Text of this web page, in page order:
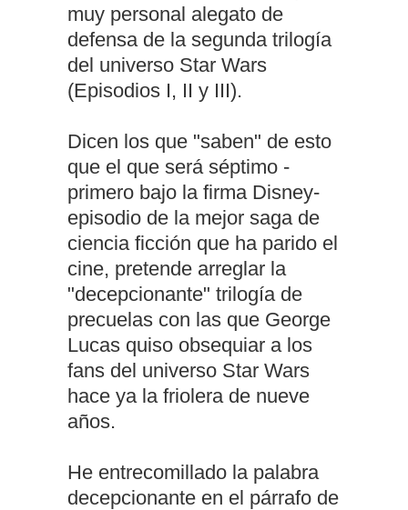
muy personal alegato de
defensa de la segunda trilogía
del universo Star Wars
(Episodios I, II y III).
Dicen los que "saben" de esto
que el que será séptimo -
primero bajo la firma Disney-
episodio de la mejor saga de
ciencia ficción que ha parido el
cine, pretende arreglar la
"decepcionante" trilogía de
precuelas con las que George
Lucas quiso obsequiar a los
fans del universo Star Wars
hace ya la friolera de nueve
años.
He entrecomillado la palabra
decepcionante en el párrafo de